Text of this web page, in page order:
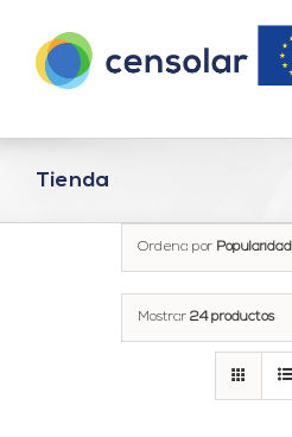
contenido
Tienda
Ordena por Popularidad
Mostrar 24 productos